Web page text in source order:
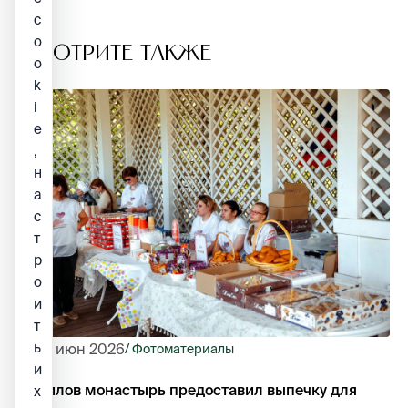
СМОТРИТЕ ТАКЖЕ
25 июн 2026/ Фотоматериалы
Данилов монастырь предоставил выпечку для
c
o
o
k
i
e
,
н
а
с
т
р
о
и
т
ь
и
х